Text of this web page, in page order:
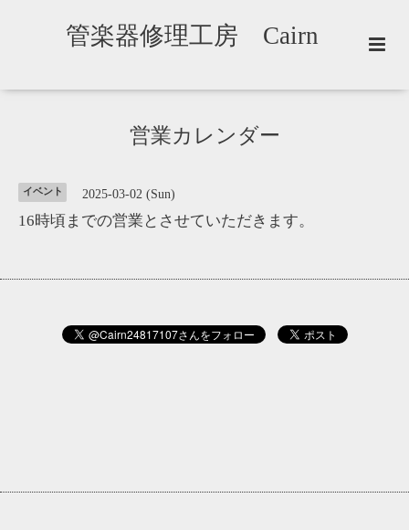
管楽器修理工房 Cairn
営業カレンダー
イベント 2025-03-02 (Sun)
16時頃までの営業とさせていただきます。